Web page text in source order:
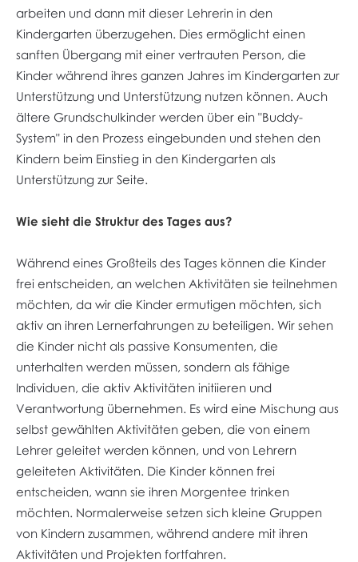
arbeiten und dann mit dieser Lehrerin in den
Kindergarten überzugehen. Dies ermöglicht einen
sanften Übergang mit einer vertrauten Person, die
Kinder während ihres ganzen Jahres im Kindergarten zur
Unterstützung und Unterstützung nutzen können. Auch
ältere Grundschulkinder werden über ein "Buddy-
System" in den Prozess eingebunden und stehen den
Kindern beim Einstieg in den Kindergarten als
Unterstützung zur Seite.
Wie sieht die Struktur des Tages aus?
Während eines Großteils des Tages können die Kinder
frei entscheiden, an welchen Aktivitäten sie teilnehmen
möchten, da wir die Kinder ermutigen möchten, sich
aktiv an ihren Lernerfahrungen zu beteiligen. Wir sehen
die Kinder nicht als passive Konsumenten, die
unterhalten werden müssen, sondern als fähige
Individuen, die aktiv Aktivitäten initiieren und
Verantwortung übernehmen. Es wird eine Mischung aus
selbst gewählten Aktivitäten geben, die von einem
Lehrer geleitet werden können, und von Lehrern
geleiteten Aktivitäten. Die Kinder können frei
entscheiden, wann sie ihren Morgentee trinken
möchten. Normalerweise setzen sich kleine Gruppen
von Kindern zusammen, während andere mit ihren
Aktivitäten und Projekten fortfahren.